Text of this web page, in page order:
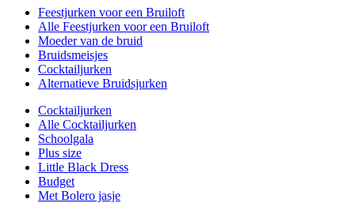
Feestjurken voor een Bruiloft
Alle Feestjurken voor een Bruiloft
Moeder van de bruid
Bruidsmeisjes
Cocktailjurken
Alternatieve Bruidsjurken
Cocktailjurken
Alle Cocktailjurken
Schoolgala
Plus size
Little Black Dress
Budget
Met Bolero jasje